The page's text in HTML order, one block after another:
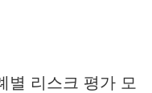
별 리스크 평가 모